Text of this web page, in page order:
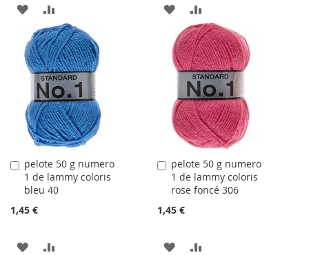
AJOUTER
À
LA
LISTE
D'ACHATS
AU
COMPARATEUR
AJOUTER
À
LA
LISTE
D'ACHATS
AU
COMPARATEUR
pelote 50 g numero
1 de lammy coloris
bleu 40
1,45 €
Ajouter
au
panier
AJOUTER
pelote 50 g numero
1 de lammy coloris
rose foncé 306
1,45 €
Ajouter
au
panier
AJOUTER